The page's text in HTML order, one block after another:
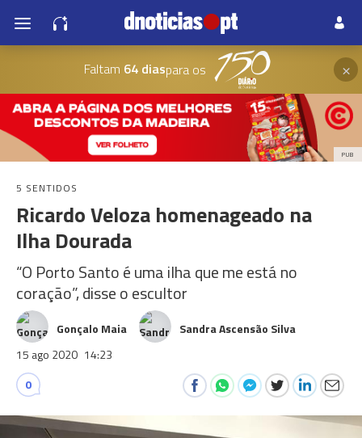
Faltam 64 diaspara os ×
PUB
5 SENTIDOS
Ricardo Veloza homenageado na
Ilha Dourada
“O Porto Santo é uma ilha que me está no
coração”, disse o escultor
Gonçalo Maia
Sandra Ascensão Silva
15 ago 2020 14:23
0